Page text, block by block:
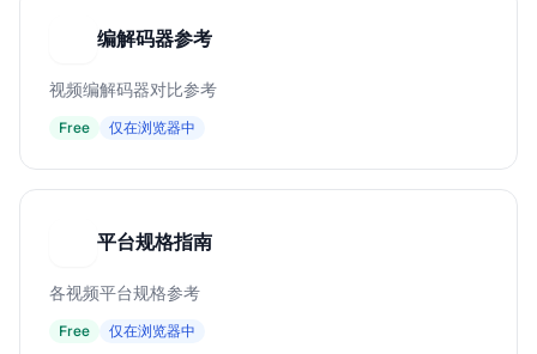
编解码器参考
视频编解码器对比参考
Free 仅在浏览器中
平台规格指南
各视频平台规格参考
Free 仅在浏览器中